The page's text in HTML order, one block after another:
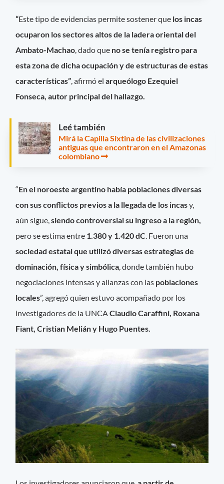
“Este tipo de evidencias permite sostener que los incas
ocuparon los sectores altos de la ladera oriental del
Ambato-Machao, dado que no se tenía registro para
esta zona de dicha ocupación y de estructuras de estas
características”, afirmó elarqueólogo Ezequiel
Fonseca, autor principal del hallazgo.
Leé también
Mirá la Capilla Sixtina de las civilizaciones
antiguas que encontraron en el Amazonas
colombiano
“En el noroeste argentino había poblaciones diversas
con sus conflictos previos a la llegada de los incasy,
aún sigue,siendo controversial su ingreso a la región,
pero se estima entre 1.380 y 1.420 dC. Fueron una
sociedad estatal que utilizó diversas estrategias de
dominación, física y simbólica, donde también hubo
negociaciones intensas y alianzas con las poblaciones
locales”, agregó quien estuvo acompañado por los
investigadores de la UNCAClaudio Caraffini, Roxana
Fiant, Cristian Melián y Hugo Puentes.